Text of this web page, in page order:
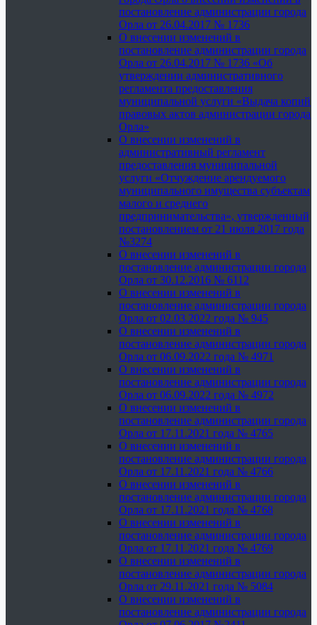
постановление администрации города
Орла от 26.04.2017 № 1736
О внесении изменений в
постановление администрации города
Орла от 26.04.2017 № 1736 «Об
утверждении административного
регламента предоставления
муниципальной услуги «Выдача копий
правовых актов администрации города
Орла»
О внесении изменений в
административный регламент
предоставления муниципальной
услуги «Отчуждение арендуемого
муниципального имущества субъектам
малого и среднего
предпринимательства», утвержденный
постановлением от 21 июля 2017 года
№3274
О внесении изменений в
постановление администрации города
Орла от 30.12.2016 № 6112
О внесении изменений в
постановление администрации города
Орла от 02.03.2022 года № 945
О внесении изменений в
постановление администрации города
Орла от 06.09.2022 года № 4971
О внесении изменений в
постановление администрации города
Орла от 06.09.2022 года № 4972
О внесении изменений в
постановление администрации города
Орла от 17.11.2021 года № 4765
О внесении изменений в
постановление администрации города
Орла от 17.11.2021 года № 4766
О внесении изменений в
постановление администрации города
Орла от 17.11.2021 года № 4768
О внесении изменений в
постановление администрации города
Орла от 17.11.2021 года № 4769
О внесении изменений в
постановление администрации города
Орла от 29.11.2021 года № 5084
О внесении изменений в
постановление администрации города